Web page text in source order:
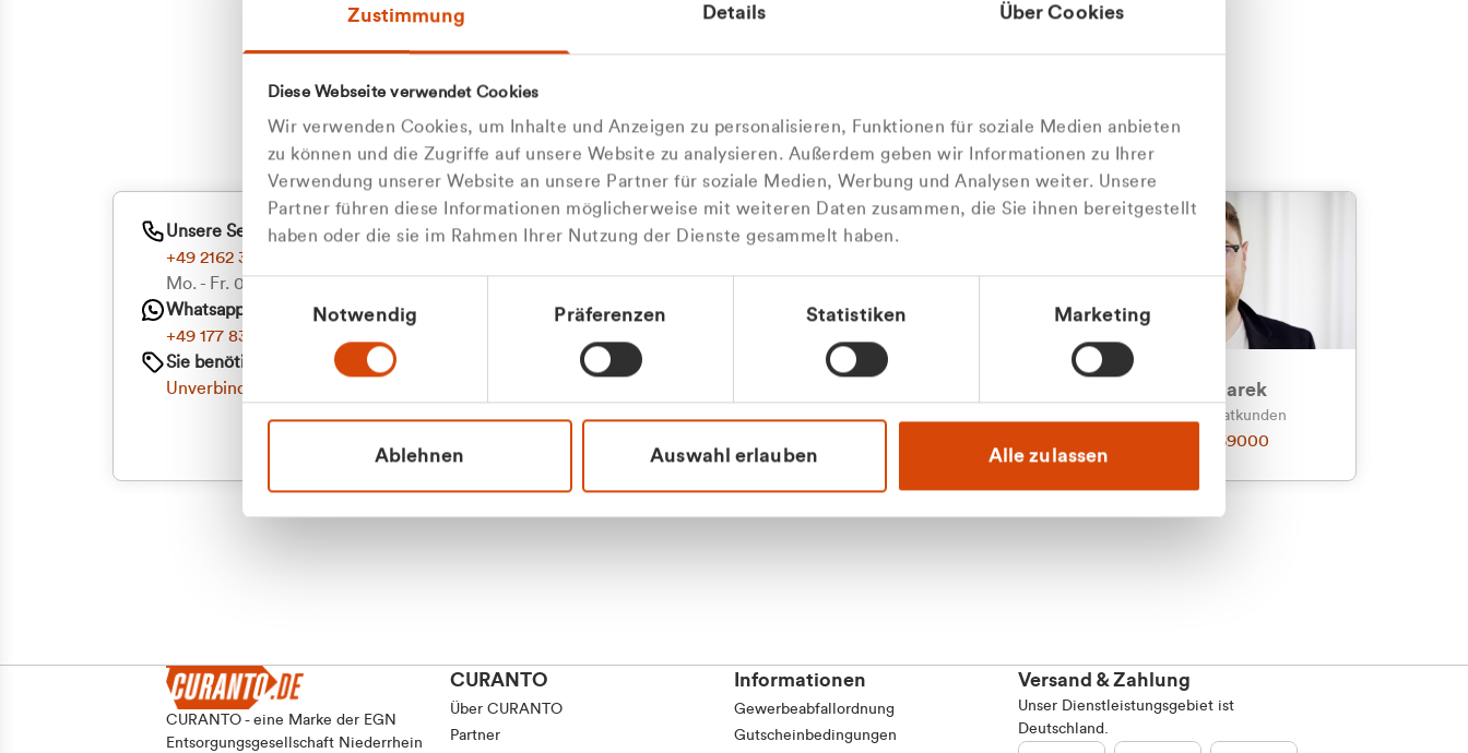
Zustimmung Details Über Cookies
Diese Webseite verwendet Cookies
Wir verwenden Cookies, um Inhalte und Anzeigen zu personalisieren, Funktionen für soziale Medien anbieten
zu können und die Zugriffe auf unsere Website zu analysieren. Außerdem geben wir Informationen zu Ihrer
Verwendung unserer Website an unsere Partner für soziale Medien, Werbung und Analysen weiter. Unsere
Partner führen diese Informationen möglicherweise mit weiteren Daten zusammen, die Sie ihnen bereitgestellt
haben oder die sie im Rahmen Ihrer Nutzung der Dienste gesammelt haben.
Einwilligungsauswahl
Notwendig Präferenzen Statistiken Marketing
Ablehnen Auswahl erlauben Alle zulassen
Zu welcher
Kundengruppe
gehören Sie?
Privatkunde (inkl. MwSt.)
Geschäftskunde (exkl. MwSt.)
aufgetretenen Fehler an. Wir entschuldigen uns für eventuelle
Unannehmlichkeiten.
Zum Abfallberater
Oder kontaktieren Sie uns persönlich
Wir sind gerne für Sie da
Unsere Service-Hotline
+49 2162 3769000
Mo. - Fr. 08.00 - 16:30 Uhr
Whatsapp
+49 177 8376058
Sie benötigen ein individuelles Angebot?
Unverbindliche Anfrage stellen
Julian Marek
Vertrieb - Privatkunden
0216 237 69000
CURANTO - eine Marke der EGN
Entsorgungsgesellschaft Niederrhein
CURANTO
Über CURANTO
Partner
Informationen
Gewerbeabfallordnung
Gutscheinbedingungen
Versand & Zahlung
Unser Dienstleistungsgebiet ist
Deutschland.